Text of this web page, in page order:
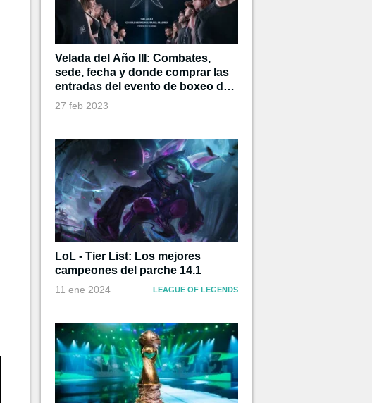
Velada del Año III: Combates,
sede, fecha y donde comprar las
entradas del evento de boxeo de
Ibai
27 feb 2023
LoL - Tier List: Los mejores
campeones del parche 14.1
11 ene 2024 LEAGUE OF LEGENDS